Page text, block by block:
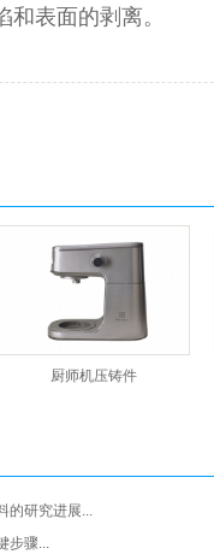
表面的剥离。
厨师机压铸件
的研究进展...
步骤...